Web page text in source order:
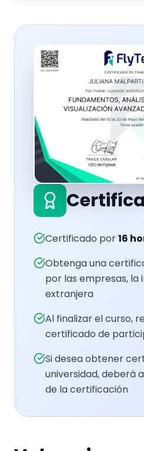
Certificado por16
Obtenga una
por las empresas, la
extranjera
Al finalizar el curso,
certificado de
Si desea obtener
universidad, deberá
de la certificación